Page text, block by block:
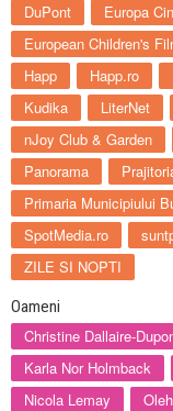
DuPont
Europa
European Children's
Happ
Happ.ro
Kudika
LiterNet
nJoy Club & Garden
Panorama
Primaria Municipiului
SpotMedia.ro
ZILE SI NOPTI
Oameni
Christine Dallaire-
Karla Nor Holmback
Nicola Lemay